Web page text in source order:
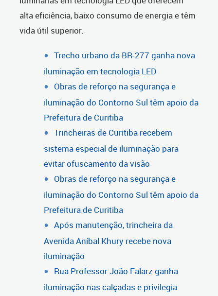
alta eficiência, baixo consumo de energia e têm
vida útil superior.
Trecho urbano da BR-277 ganha nova
iluminação em tecnologia LED
Obras de reforço na segurança e
iluminação do Contorno Sul têm apoio da
Prefeitura de Curitiba
Trincheiras de Curitiba recebem
sistema especial de iluminação para
evitar ofuscamento da visão
Obras de reforço na segurança e
iluminação do Contorno Sul têm apoio da
Prefeitura de Curitiba
Após manutenção, trincheira da
Avenida Aníbal Khury recebe nova
iluminação
Rua Professor João Falarz ganha
iluminação nas calçadas e privilegia